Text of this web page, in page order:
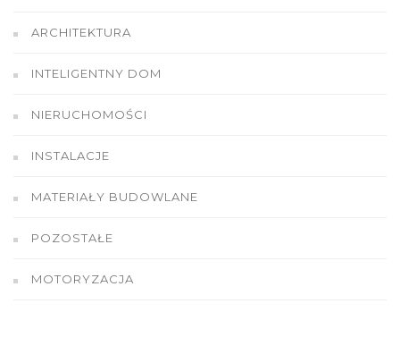
ARCHITEKTURA
INTELIGENTNY DOM
NIERUCHOMOŚCI
INSTALACJE
MATERIAŁY BUDOWLANE
POZOSTAŁE
MOTORYZACJA